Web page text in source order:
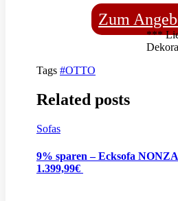
Zum
***
Tags #OTTO
Related posts
Sofas
9% sparen – Ecksofa
1.399,99€